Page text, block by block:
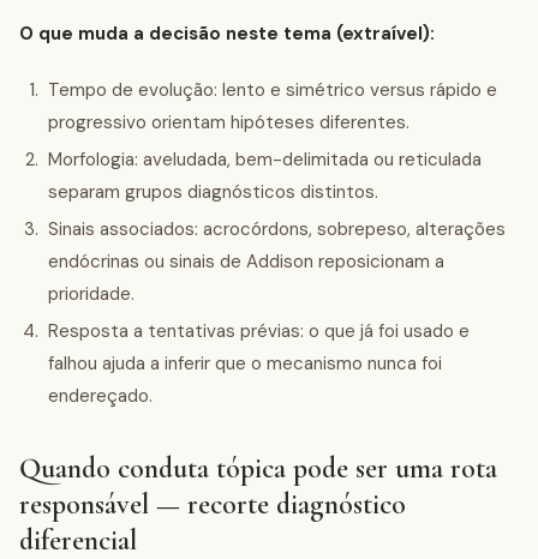
O que muda a decisão neste tema (extraível):
Tempo de evolução: lento e simétrico versus rápido e
progressivo orientam hipóteses diferentes.
Morfologia: aveludada, bem-delimitada ou reticulada
separam grupos diagnósticos distintos.
Sinais associados: acrocórdons, sobrepeso, alterações
endócrinas ou sinais de Addison reposicionam a
prioridade.
Resposta a tentativas prévias: o que já foi usado e
falhou ajuda a inferir que o mecanismo nunca foi
endereçado.
Quando conduta tópica pode ser uma rota
responsável — recorte diagnóstico
diferencial